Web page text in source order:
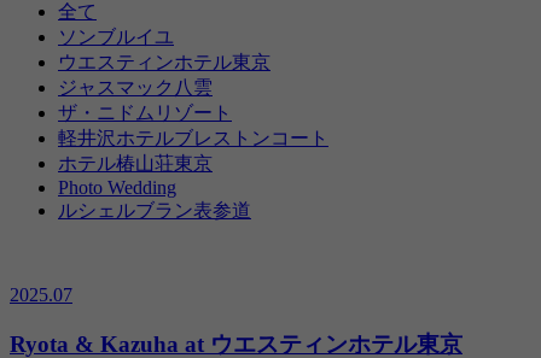
全て
ソンブルイユ
ウエスティンホテル東京
ジャスマック八雲
ザ・ニドムリゾート
軽井沢ホテルブレストンコート
ホテル椿山荘東京
Photo Wedding
ルシェルブラン表参道
2025.07
Ryota & Kazuha at ウエスティンホテル東京